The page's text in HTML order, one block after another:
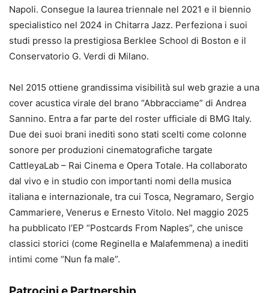
Napoli. Consegue la laurea triennale nel 2021 e il biennio
specialistico nel 2024 in Chitarra Jazz. Perfeziona i suoi
studi presso la prestigiosa Berklee School di Boston e il
Conservatorio G. Verdi di Milano.
Nel 2015 ottiene grandissima visibilità sul web grazie a una
cover acustica virale del brano “Abbracciame” di Andrea
Sannino. Entra a far parte del roster ufficiale di BMG Italy.
Due dei suoi brani inediti sono stati scelti come colonne
sonore per produzioni cinematografiche targate
CattleyaLab – Rai Cinema e Opera Totale. Ha collaborato
dal vivo e in studio con importanti nomi della musica
italiana e internazionale, tra cui Tosca, Negramaro, Sergio
Cammariere, Venerus e Ernesto Vitolo. Nel maggio 2025
ha pubblicato l’EP “Postcards From Naples”, che unisce
classici storici (come Reginella e Malafemmena) a inediti
intimi come “Nun fa male”.